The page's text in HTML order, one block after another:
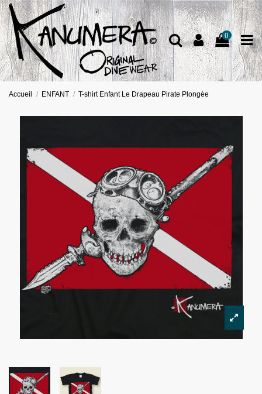
0
Accueil ENFANT T-shirt Enfant Le Drapeau Pirate Plongée